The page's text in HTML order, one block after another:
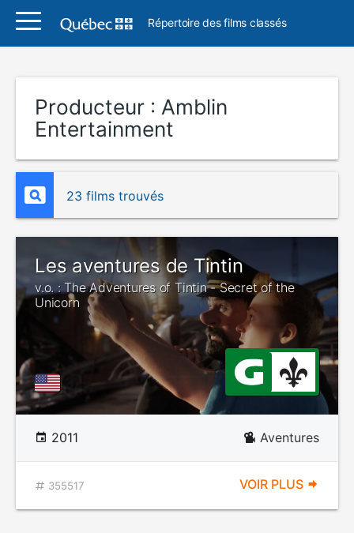
Répertoire des films classés
Producteur : Amblin
Entertainment
23 films trouvés
Les aventures de Tintin
v.o. : The Adventures of Tintin - Secret of the
Unicorn
2011 Aventures
355517 VOIR PLUS